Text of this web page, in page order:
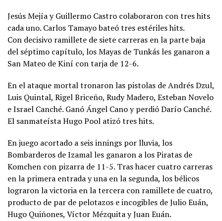
Jesús Mejía y Guillermo Castro colaboraron con tres hits
cada uno. Carlos Tamayo bateó tres estériles hits.
Con decisivo ramillete de siete carreras en la parte baja
del séptimo capítulo, los Mayas de Tunkás les ganaron a
San Mateo de Kiní con tarja de 12-6.
En el ataque mortal tronaron las pistolas de Andrés Dzul,
Luis Quintal, Rigel Briceño, Rudy Madero, Esteban Novelo
e Israel Canché. Ganó Ángel Cano y perdió Darío Canché.
El sanmateísta Hugo Pool atizó tres hits.
En juego acortado a seis innings por lluvia, los
Bombarderos de Izamal les ganaron a los Piratas de
Komchen con pizarra de 11-5. Tras hacer cuatro carreras
en la primera entrada y una en la segunda, los bélicos
lograron la victoria en la tercera con ramillete de cuatro,
producto de par de pelotazos e incogibles de Julio Euán,
Hugo Quiñones, Víctor Mézquita y Juan Euán.